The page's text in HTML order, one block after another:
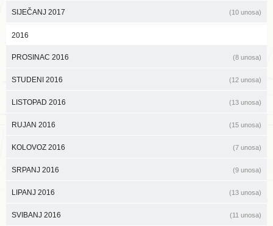
SIJEČANJ 2017 (10 unosa)
2016
PROSINAC 2016 (8 unosa)
STUDENI 2016 (12 unosa)
LISTOPAD 2016 (13 unosa)
RUJAN 2016 (15 unosa)
KOLOVOZ 2016 (7 unosa)
SRPANJ 2016 (9 unosa)
LIPANJ 2016 (13 unosa)
SVIBANJ 2016 (11 unosa)